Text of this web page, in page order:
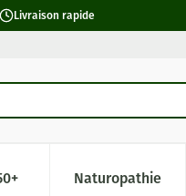
Livraison rapide
alimentation &
la catégorie Grossesse
le sous-menu pour la
Naturopathie
Afficher le